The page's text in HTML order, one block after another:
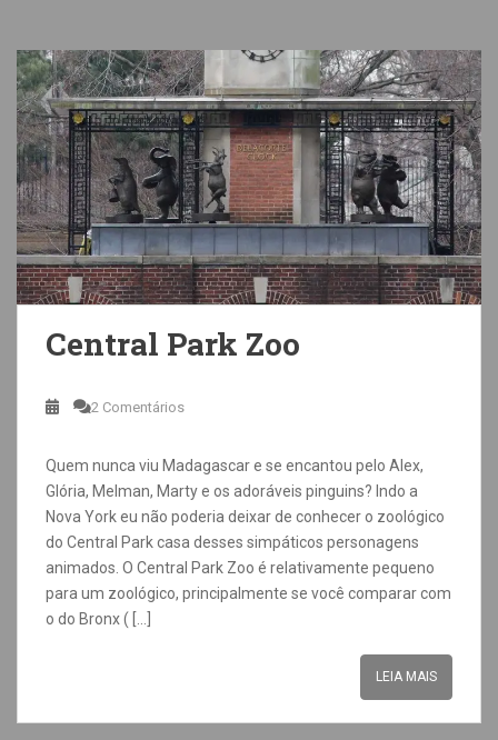
Central Park Zoo
2 Comentários
Quem nunca viu Madagascar e se encantou pelo Alex,
Glória, Melman, Marty e os adoráveis pinguins? Indo a
Nova York eu não poderia deixar de conhecer o zoológico
do Central Park casa desses simpáticos personagens
animados. O Central Park Zoo é relativamente pequeno
para um zoológico, principalmente se você comparar com
o do Bronx ( […]
LEIA MAIS